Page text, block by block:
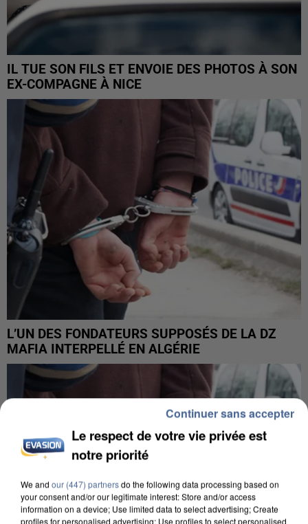
IL TUE SON FILS ET ENVOIE DES PHOTOS À SON
EX-COMPAGNE À NICE
L’UN DES FONDATEURS SUPPOSÉS DE LA DZ
MAFIA INTERPELLÉ EN ALGÉRIE
Le respect de votre vie privée est
notre priorité
We and our (447) partnersdo the following data processing based on
your consent and/or our legitimate interest: Store and/or access
information on a device; Use limited data to select advertising; Create
profiles for personalised advertising; Use profiles to select personalised
Continuer sans accepter